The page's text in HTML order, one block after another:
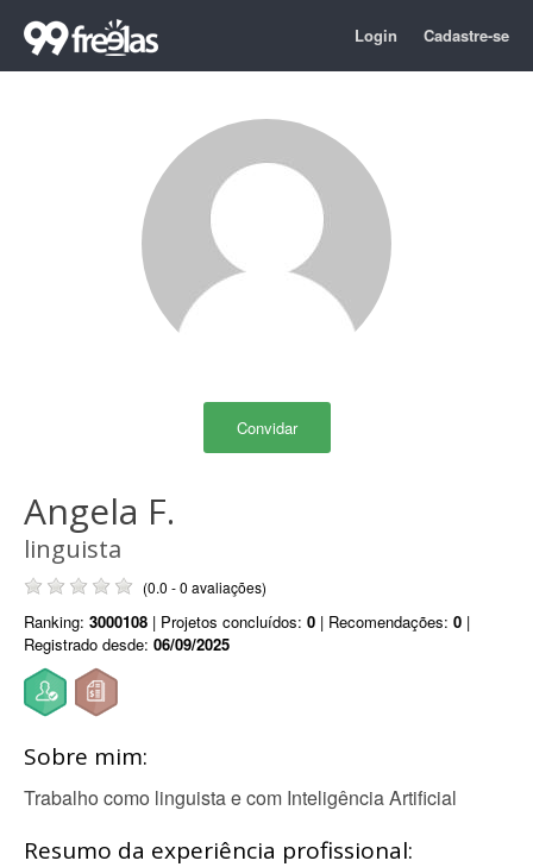
Login Cadastre-se
Convidar
Angela F.
linguista
(0.0 - 0 avaliações)
Ranking: 3000108 | Projetos concluídos: 0 | Recomendações: 0 |
Registrado desde: 06/09/2025
Sobre mim:
Trabalho como linguista e com Inteligência Artificial
Resumo da experiência profissional: